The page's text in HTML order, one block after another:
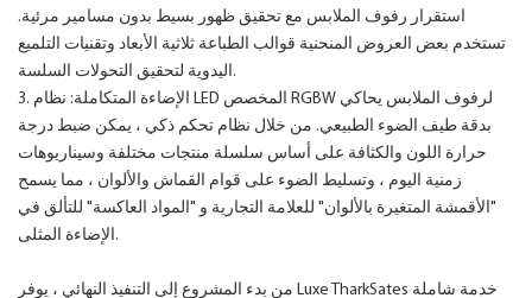
استقرار رفوف الملابس مع تحقيق ظهور بسيط بدون مسامير مرئية.
تستخدم بعض العروض المنحنية قوالب الطباعة ثلاثية الأبعاد وتقنيات التلميع
اليدوية لتحقيق التحولات السلسة.
3. الإضاءة المتكاملة: نظام LED المخصص RGBW لرفوف الملابس يحاكي
بدقة طيف الضوء الطبيعي. من خلال نظام تحكم ذكي ، يمكن ضبط درجة
حرارة اللون والكثافة على أساس سلسلة منتجات مختلفة وسيناريوهات
زمنية اليوم ، وتسليط الضوء على قوام القماش والألوان ، مما يسمح
"الأقمشة المتغيرة بالألوان" للعلامة التجارية و "المواد العاكسة" للتألق في
الإضاءة المثلى.
من بدء المشروع إلى التنفيذ النهائي ، يوفر Luxe TharkSates خدمة شاملة